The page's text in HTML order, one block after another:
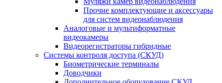
Прочие комплектующие и аксессуары
для систем видеонаблюдения
Аналоговые и мультиформатные
видеокамеры
Видеорегистраторы гибридные
Системы контроля доступа (СКУД)
Биометрические терминалы
Доводчики